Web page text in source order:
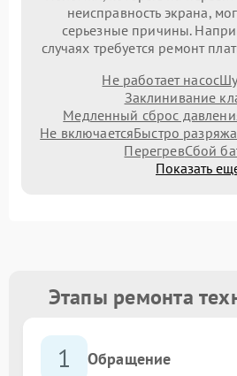
неисправность экрана,
серьезные причины.
случаях требуется ремонт
Не работает насос
Заклинивание
Медленный сброс
Не включаетсяБыстро
ПерегревСбой
Показать
Этапы ремонта
1 Обращение